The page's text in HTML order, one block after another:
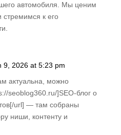
автомобиля. Мы ценим
стремимся к его
9, 2026 at 5:23 pm
актуальна, можно
seoblog360.ru/]SEO-блог о
url] — там собраны
ниши, контенту и